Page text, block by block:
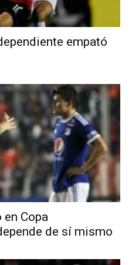
empató
Copa
de sí mismo